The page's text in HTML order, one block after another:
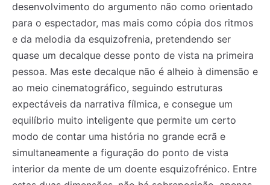
desenvolvimento do argumento não como orientado
para o espectador, mas mais como cópia dos ritmos
e da melodia da esquizofrenia, pretendendo ser
quase um decalque desse ponto de vista na primeira
pessoa. Mas este decalque não é alheio à dimensão e
ao meio cinematográfico, seguindo estruturas
expectáveis da narrativa fílmica, e consegue um
equilíbrio muito inteligente que permite um certo
modo de contar uma história no grande ecrã e
simultaneamente a figuração do ponto de vista
interior da mente de um doente esquizofrénico. Entre